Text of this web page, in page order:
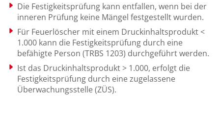
Die Festigkeitsprüfung kann entfallen, wenn bei der
inneren Prüfung keine Mängel festgestellt wurden.
Für Feuerlöscher mit einem Druckinhaltsprodukt <
1.000 kann die Festigkeitsprüfung durch eine
befähigte Person (TRBS 1203) durchgeführt werden.
Ist das Druckinhaltsprodukt > 1.000, erfolgt die
Festigkeitsprüfung durch eine zugelassene
Überwachungsstelle (ZÜS).